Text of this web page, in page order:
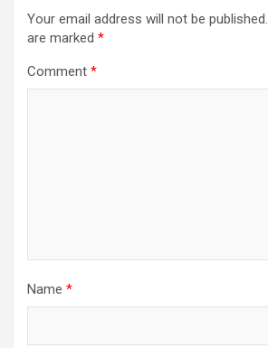
Your email address will not be published.
are marked *
Comment *
Name *